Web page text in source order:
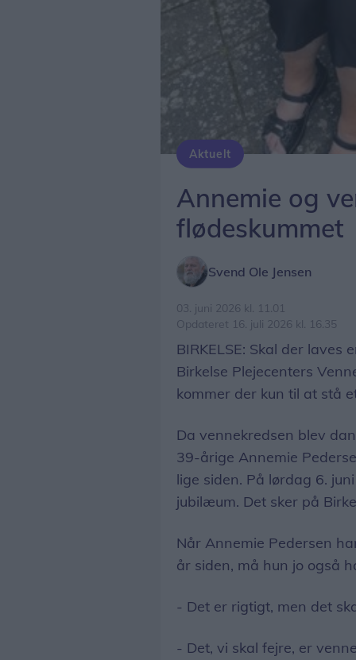
Aktuelt
Annemie og
flødeskummet
Svend Ole Jensen
03. juni 2026 kl. 11.01
Opdateret 16. juli 2026 kl. 16.35
BIRKELSE: Skal der
Birkelse Plejecenters
kommer der kun til at stå
Da vennekredsen blev
39-årige Annemie
lige siden. På lørdag 6.
jubilæum. Det sker på
Når Annemie Pedersen
år siden, må hun jo også
- Det er rigtigt, men det
- Det, vi skal fejre, er